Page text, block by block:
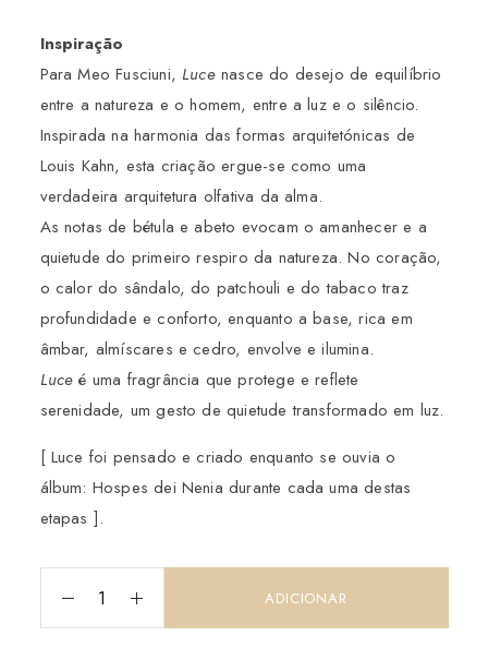
Inspiração
Para Meo Fusciuni,Lucenasce do desejo de equilíbrio
entre a natureza e o homem, entre a luz e o silêncio.
Inspirada na harmonia das formas arquitetónicas de
Louis Kahn, esta criação ergue-se como uma
verdadeira arquitetura olfativa da alma.
As notas de bétula e abeto evocam o amanhecer e a
quietude do primeiro respiro da natureza. No coração,
o calor do sândalo, do patchouli e do tabaco traz
profundidade e conforto, enquanto a base, rica em
âmbar, almíscares e cedro, envolve e ilumina.
Luce é uma fragrância que protege e reflete
serenidade, um gesto de quietude transformado em luz.
[ Luce foi pensado e criado enquanto se ouvia o
álbum: Hospes dei Nenia durante cada uma destas
etapas ].
ADICIONAR